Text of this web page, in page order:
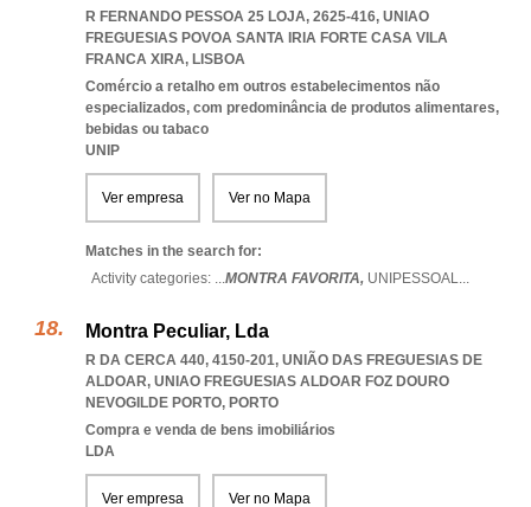
R FERNANDO PESSOA 25 LOJA, 2625-416, UNIAO
FREGUESIAS POVOA SANTA IRIA FORTE CASA VILA
FRANCA XIRA, LISBOA
Comércio a retalho em outros estabelecimentos não
especializados, com predominância de produtos alimentares,
bebidas ou tabaco
UNIP
Ver empresa Ver no Mapa
Matches in the search for:
Activity categories: ...MONTRA FAVORITA, UNIPESSOAL...
Montra Peculiar, Lda
R DA CERCA 440, 4150-201, UNIÃO DAS FREGUESIAS DE
ALDOAR, UNIAO FREGUESIAS ALDOAR FOZ DOURO
NEVOGILDE PORTO, PORTO
Compra e venda de bens imobiliários
LDA
Ver empresa Ver no Mapa